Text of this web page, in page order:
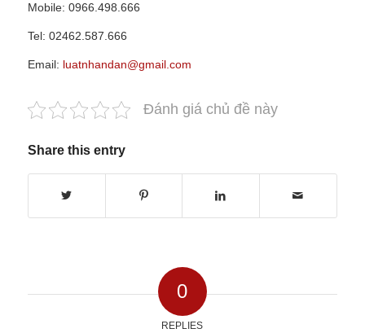
Mobile: 0966.498.666
Tel: 02462.587.666
Email: luatnhandan@gmail.com
Đánh giá chủ đề này
Share this entry
0
REPLIES